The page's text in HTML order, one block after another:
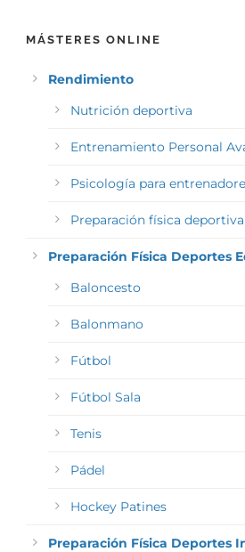
MÁSTERES ONLINE
Rendimiento
Nutrición deportiva
Entrenamiento Personal
Psicología para
Preparación física deportiva
Preparación Física Deportes
Baloncesto
Balonmano
Fútbol
Fútbol Sala
Tenis
Pádel
Hockey Patines
Preparación Física Deportes